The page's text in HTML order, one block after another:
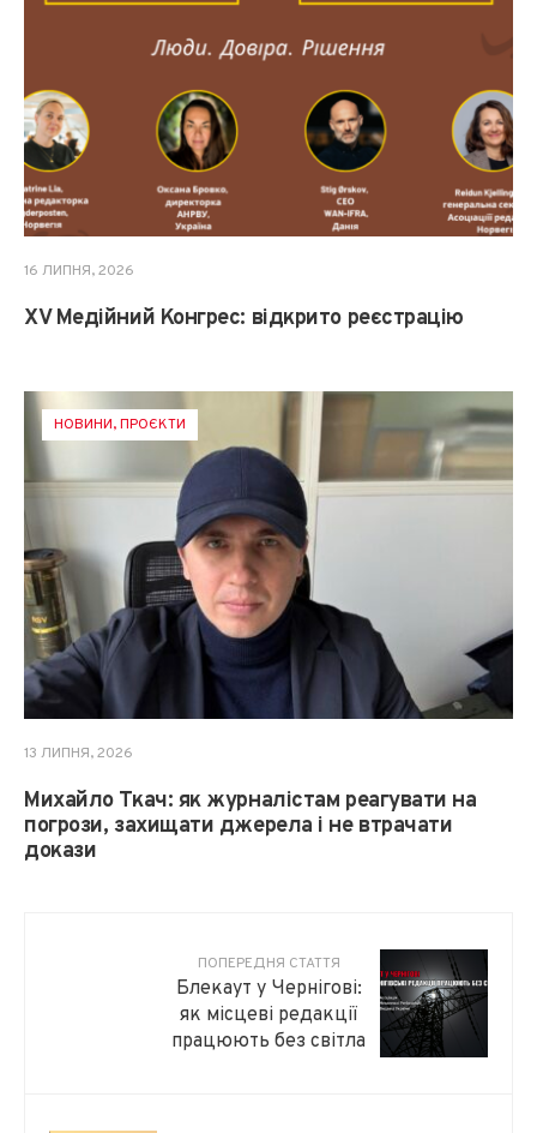
16 ЛИПНЯ, 2026
XV Медійний Конгрес: відкрито реєстрацію
НОВИНИ,ПРОЄКТИ
13 ЛИПНЯ, 2026
Михайло Ткач: як журналістам реагувати на
погрози, захищати джерела і не втрачати
докази
ПОПЕРЕДНЯ СТАТТЯ
Блекаут у Чернігові:
як місцеві редакції
працюють без світла